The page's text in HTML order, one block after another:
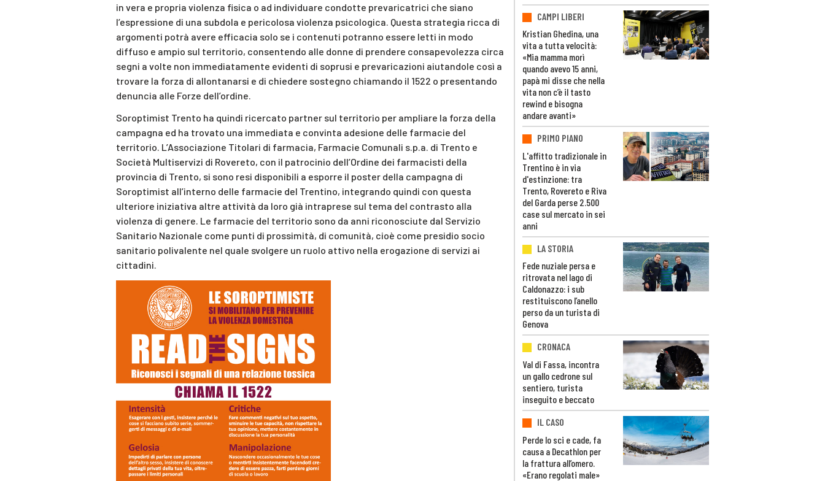
in vera e propria violenza fisica o ad individuare condotte prevaricatrici che siano
l’espressione di una subdola e pericolosa violenza psicologica. Questa strategia ricca di
argomenti potrà avere efficacia solo se i contenuti potranno essere letti in modo
diffuso e ampio sul territorio, consentendo alle donne di prendere consapevolezza circa
segni a volte non immediatamente evidenti di soprusi e prevaricazioni aiutandole così a
trovare la forza di allontanarsi e di chiedere sostegno chiamando il 1522 o presentando
denuncia alle Forze dell’ordine.
Soroptimist Trento ha quindi ricercato partner sul territorio per ampliare la forza della
campagna ed ha trovato una immediata e convinta adesione delle farmacie del
territorio. L’Associazione Titolari di farmacia, Farmacie Comunali s.p.a. di Trento e
Società Multiservizi di Rovereto, con il patrocinio dell’Ordine dei farmacisti della
provincia di Trento, si sono resi disponibili a esporre il poster della campagna di
Soroptimist all’interno delle farmacie del Trentino, integrando quindi con questa
ulteriore iniziativa altre attività da loro già intraprese sul tema del contrasto alla
violenza di genere. Le farmacie del territorio sono da anni riconosciute dal Servizio
Sanitario Nazionale come punti di prossimità, di comunità, cioè come presidio socio
sanitario polivalente nel quale svolgere un ruolo attivo nella erogazione di servizi ai
cittadini.
CAMPI LIBERI
Kristian Ghedina, una
vita a tutta velocità:
«Mia mamma morì
quando avevo 15 anni,
papà mi disse che nella
vita non c’è il tasto
rewind e bisogna
andare avanti»
PRIMO PIANO
L'affitto tradizionale in
Trentino è in via
d'estinzione: tra
Trento, Rovereto e Riva
del Garda perse 2.500
case sul mercato in sei
anni
LA STORIA
Fede nuziale persa e
ritrovata nel lago di
Caldonazzo: i sub
restituiscono l’anello
perso da un turista di
Genova
CRONACA
Val di Fassa, incontra
un gallo cedrone sul
sentiero, turista
inseguito e beccato
IL CASO
Perde lo sci e cade, fa
causa a Decathlon per
la frattura all’omero.
«Erano regolati male»